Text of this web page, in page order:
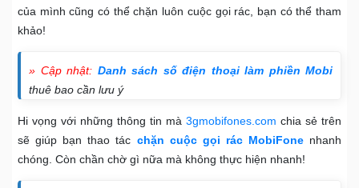
của mình cũng có thể chặn luôn cuộc gọi rác, bạn có thể tham
khảo!
» Cập nhật: Danh sách số điện thoại làm phiền Mobi
thuê bao cần lưu ý
Hi vọng với những thông tin mà 3gmobifones.com chia sẻ trên
sẽ giúp bạn thao tác chặn cuộc gọi rác MobiFonenhanh
chóng. Còn chần chờ gì nữa mà không thực hiện nhanh!